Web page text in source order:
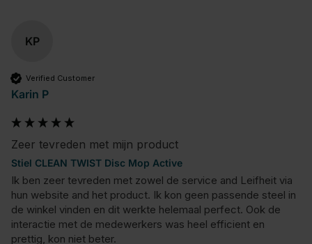
KP
Verified Customer
Karin P
Zeer tevreden met mijn product
Stiel CLEAN TWIST Disc Mop Active
Ik ben zeer tevreden met zowel de service and Leifheit via
hun website and het product. Ik kon geen passende steel in
de winkel vinden en dit werkte helemaal perfect. Ook de
interactie met de medewerkers was heel efficient en
prettig, kon niet beter.